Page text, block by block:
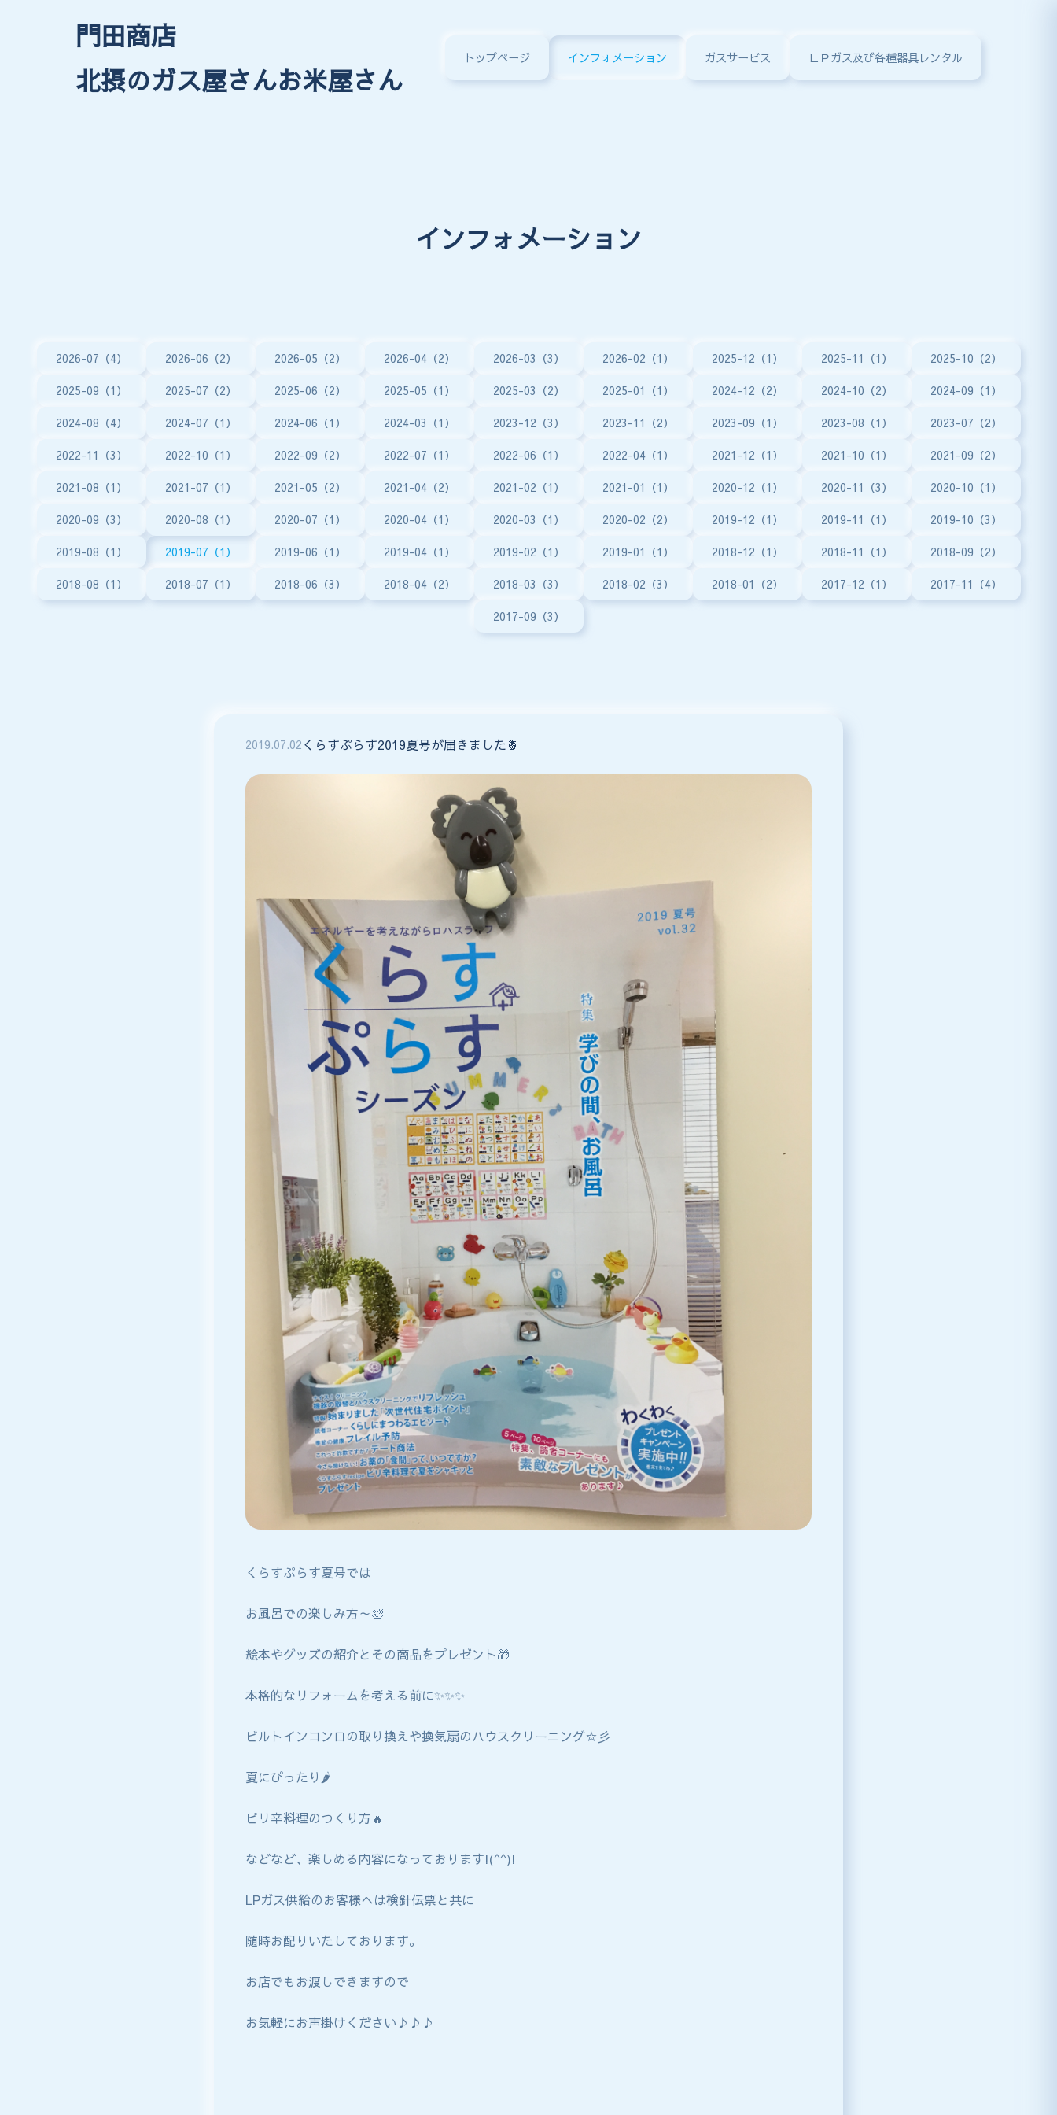
門田商店
北摂のガス屋さんお米屋さん
トップページ インフォメーション ガスサービス ＬＰガス及び各種器具レンタル
インフォメーション
2026-07（4） 2026-06（2） 2026-05（2） 2026-04（2） 2026-03（3） 2026-02（1） 2025-12（1） 2025-11（1） 2025-10（2）
2025-09（1） 2025-07（2） 2025-06（2） 2025-05（1） 2025-03（2） 2025-01（1） 2024-12（2） 2024-10（2） 2024-09（1）
2024-08（4） 2024-07（1） 2024-06（1） 2024-03（1） 2023-12（3） 2023-11（2） 2023-09（1） 2023-08（1） 2023-07（2）
2022-11（3） 2022-10（1） 2022-09（2） 2022-07（1） 2022-06（1） 2022-04（1） 2021-12（1） 2021-10（1） 2021-09（2）
2021-08（1） 2021-07（1） 2021-05（2） 2021-04（2） 2021-02（1） 2021-01（1） 2020-12（1） 2020-11（3） 2020-10（1）
2020-09（3） 2020-08（1） 2020-07（1） 2020-04（1） 2020-03（1） 2020-02（2） 2019-12（1） 2019-11（1） 2019-10（3）
2019-08（1） 2019-07（1） 2019-06（1） 2019-04（1） 2019-02（1） 2019-01（1） 2018-12（1） 2018-11（1） 2018-09（2）
2018-08（1） 2018-07（1） 2018-06（3） 2018-04（2） 2018-03（3） 2018-02（3） 2018-01（2） 2017-12（1） 2017-11（4）
2017-09（3）
2019.07.02 くらすぷらす2019夏号が届きました🍍
くらすぷらす夏号では
お風呂での楽しみ方～🛀
絵本やグッズの紹介とその商品をプレゼント🎁
本格的なリフォームを考える前に✨✨✨
ビルトインコンロの取り換えや換気扇のハウスクリーニング☆彡
夏にぴったり🌶
ピリ辛料理のつくり方🔥
などなど、楽しめる内容になっております!(^^)!
LPガス供給のお客様へは検針伝票と共に
随時お配りいたしております。
お店でもお渡しできますので
お気軽にお声掛けください♪♪♪